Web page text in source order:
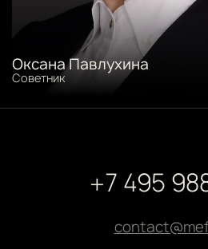
Оксана Павлухина
Cоветник
+7 495